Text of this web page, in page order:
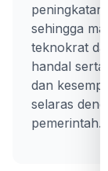
peningkatan
sehingga
teknokrat
handal serta
dan
selaras
pemerintah.